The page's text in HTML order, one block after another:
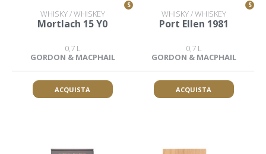
S
WHISKY / WHISKEY
Mortlach 15 Y0
0,7 L
GORDON & MACPHAIL
ACQUISTA
S
WHISKY / WHISKEY
Port Ellen 1981
0,7 L
GORDON & MACPHAIL
ACQUISTA